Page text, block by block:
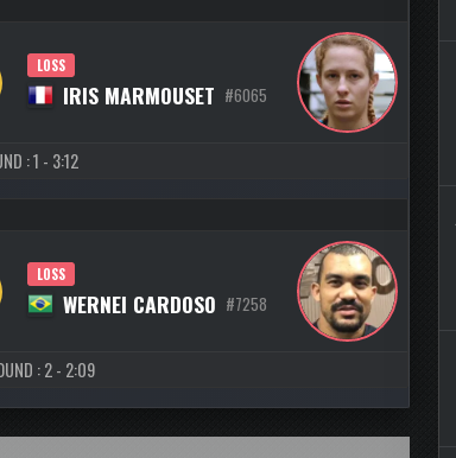
LOSS
IRIS MARMOUSET #6065
: 1 - 3:12
LOSS
WERNEI CARDOSO #7258
: 2 - 2:09